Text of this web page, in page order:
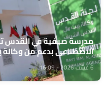
مدرسة صيفية في القدس
الاصطناعي بدعم من
6 غشت 2026 - 16:09